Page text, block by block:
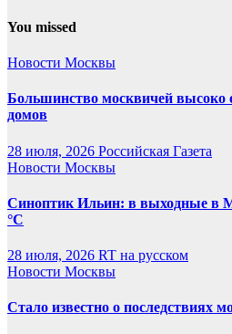
You missed
Новости Москвы
Большинство москвичей высоко
домов
28 июля, 2026 Российская Газета
Новости Москвы
Синоптик Ильин: в выходные в
°C
28 июля, 2026 RT на русском
Новости Москвы
Стало известно о последствиях